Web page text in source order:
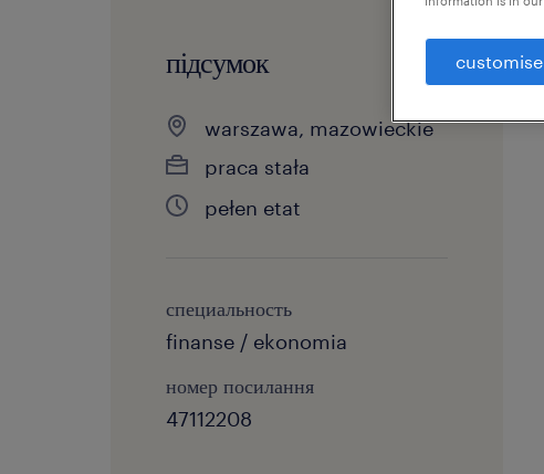
підсумок
warszawa, mazowieckie
praca stała
pełen etat
специальность
finanse / ekonomia
номер посилання
47112208
customise